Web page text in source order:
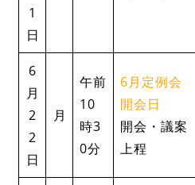
1
日
6
月
2
2
日
月
午前
10
時3
0分
6月定例会
開会日
開会・議案
上程